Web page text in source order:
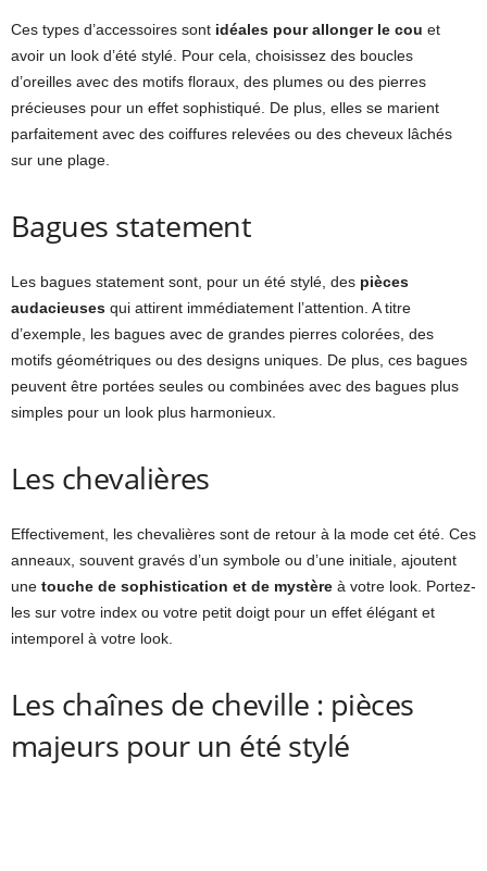
Ces types d’accessoires sont idéales pour allonger le cou et
avoir un look d’été stylé. Pour cela, choisissez des boucles
d’oreilles avec des motifs floraux, des plumes ou des pierres
précieuses pour un effet sophistiqué. De plus, elles se marient
parfaitement avec des coiffures relevées ou des cheveux lâchés
sur une plage.
Bagues statement
Les bagues statement sont, pour un été stylé, des pièces
audacieuses qui attirent immédiatement l’attention. A titre
d’exemple, les bagues avec de grandes pierres colorées, des
motifs géométriques ou des designs uniques. De plus, ces bagues
peuvent être portées seules ou combinées avec des bagues plus
simples pour un look plus harmonieux.
Les chevalières
Effectivement, les chevalières sont de retour à la mode cet été. Ces
anneaux, souvent gravés d’un symbole ou d’une initiale, ajoutent
une touche de sophistication et de mystère à votre look. Portez-
les sur votre index ou votre petit doigt pour un effet élégant et
intemporel à votre look.
Les chaînes de cheville : pièces
majeurs pour un été stylé